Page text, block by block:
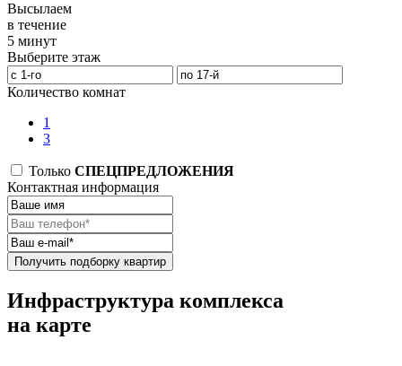
Высылаем
в течение
5 минут
Выберите этаж
Количество комнат
1
3
Только СПЕЦПРЕДЛОЖЕНИЯ
Контактная информация
Получить подборку квартир
Инфраструктура комплекса
на карте